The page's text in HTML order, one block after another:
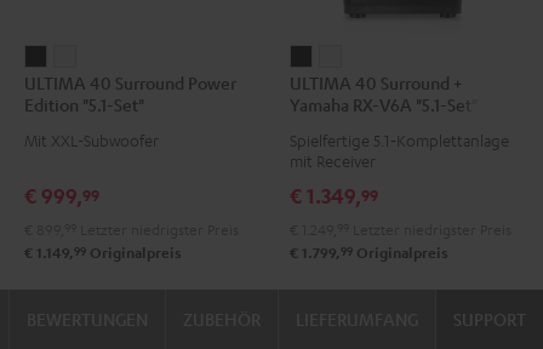
40
Surround
Power
"5.1-
Schwarz
40
Surround
Power
"5.1-
Weiß
ULTIMA 40 Surround Power
Edition "5.1-Set"
Mit XXL-Subwoofer
€ 999,99
€ 1.149, 99 Originalpreis
40
Surround
+
Yamaha
RX-
"5.1-
40
Surround
+
Yamaha
RX-
"5.1-
ULTIMA 40 Surround +
Yamaha RX-V6A "5.1-Set"
Spielfertige 5.1‑Komplettanlage
mit Receiver
€ 1.349,99
€ 1.799, 99 Originalpreis
SUPPORT